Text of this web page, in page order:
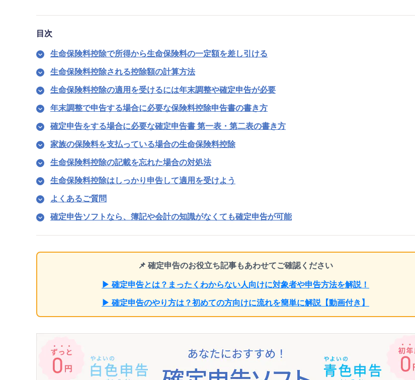
目次
生命保険料控除で所得から生命保険料の一定額を差し引ける
生命保険料控除される控除額の計算方法
生命保険料控除の適用を受けるには年末調整や確定申告が必要
年末調整で申告する場合に必要な保険料控除申告書の書き方
確定申告をする場合に必要な確定申告書 第一表・第二表の書き方
家族の保険料を支払っている場合の生命保険料控除
生命保険料控除の記載を忘れた場合の対処法
生命保険料控除はしっかり申告して適用を受けよう
よくあるご質問
確定申告ソフトなら、簿記や会計の知識がなくても確定申告が可能
📌 確定申告のお役立ち記事もあわせてご確認ください
▶ 確定申告とは？まったくわからない人向けに対象者や申告方法を解説！
▶ 確定申告のやり方は？初めての方向けに流れを簡単に解説【動画付き】